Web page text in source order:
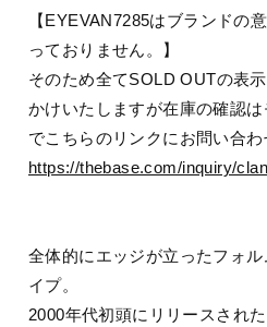
【EYEVAN7285はブランドの
っておりません。】
そのため全てSOLD OUTの表
かけいたしますが在庫の確認
でこちらのリンクにお問い合わ
https://thebase.com/inquiry/
全体的にエッジが立ったフォ
イプ。
2000年代初頭にリリースされ